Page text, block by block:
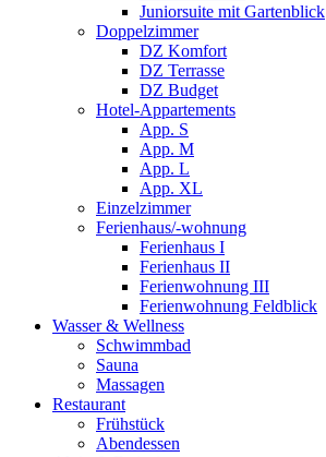
Juniorsuite mit Gartenblick
Doppelzimmer
DZ Komfort
DZ Terrasse
DZ Budget
Hotel-Appartements
App. S
App. M
App. L
App. XL
Einzelzimmer
Ferienhaus/-wohnung
Ferienhaus I
Ferienhaus II
Ferienwohnung III
Ferienwohnung Feldblick
Wasser & Wellness
Schwimmbad
Sauna
Massagen
Restaurant
Frühstück
Abendessen